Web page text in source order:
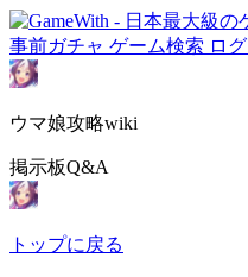
事前ガチャ ゲーム検索 ロ
ウマ娘攻略wiki
掲示板Q&A
トップに戻る